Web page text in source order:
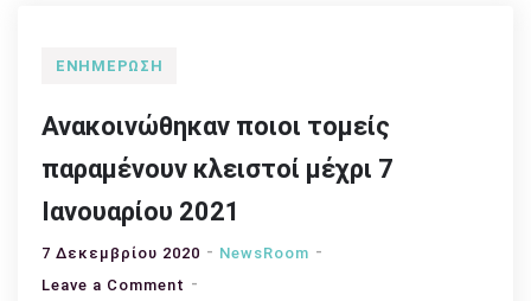
ΕΝΗΜΈΡΩΣΗ
Ανακοινώθηκαν ποιοι τομείς
παραμένουν κλειστοί μέχρι 7
Ιανουαρίου 2021
7 Δεκεμβρίου 2020
NewsRoom
Leave a Comment on